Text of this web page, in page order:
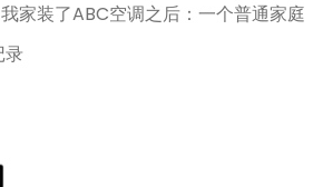
我家装了ABC空调之后：一个普通家庭
录